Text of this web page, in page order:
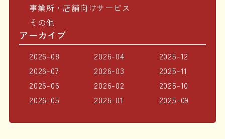
事業所・店舗向けサービス
その他
アーカイブ
2026-08
2026-07
2026-06
2026-05
2026-04
2026-03
2026-02
2026-01
2025-12
2025-11
2025-10
2025-09